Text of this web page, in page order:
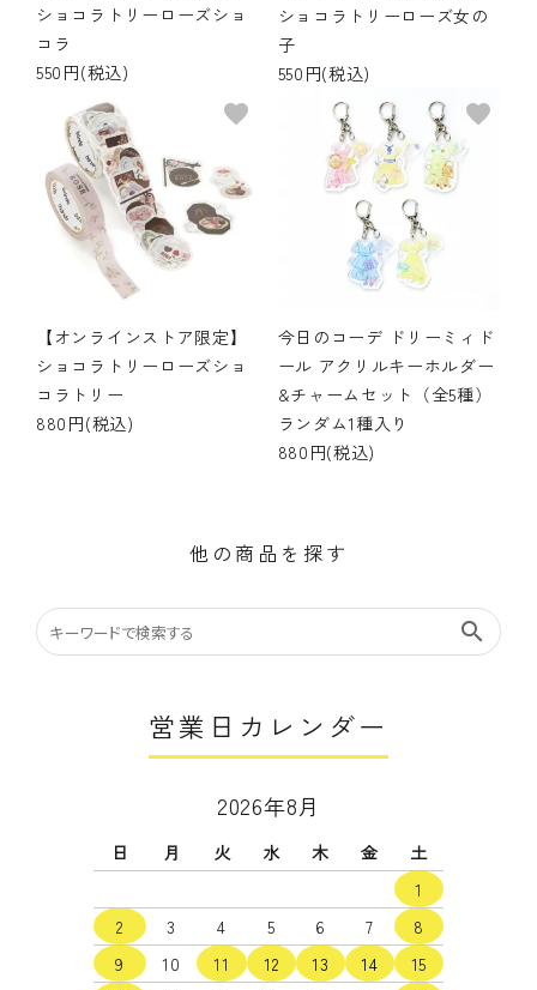
ショコラトリーローズショ
コラ
550円(税込)
ショコラトリーローズ女の
子
550円(税込)
【オンラインストア限定】
ショコラトリーローズショ
コラトリー
880円(税込)
favorite
今日のコーデ ドリーミィド
ール アクリルキーホルダー
&チャームセット（全5種）
ランダム1種入り
880円(税込)
favorite
他の商品を探す
search
営業日カレンダー
2026年8月
日 月 火 水 木 金
土
1
2
3 4 5 6 7
8
9
10 11 12 13 14
15